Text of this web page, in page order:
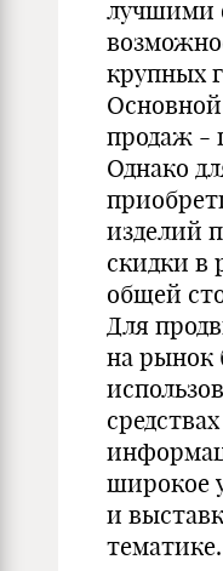
лучшими
крупных
продаж -
Однако
изделий
скидки в
общей
Для
на рынок
широкое
и